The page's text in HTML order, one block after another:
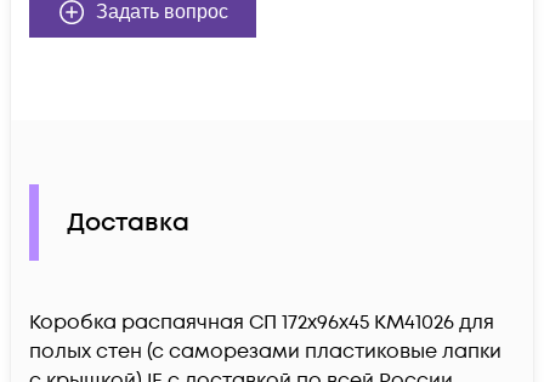
Задать вопрос
Доставка
Коробка распаячная СП 172х96х45 КМ41026 для
полых стен (с саморезами пластиковые лапки